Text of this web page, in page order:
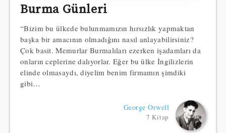
Burma Günleri
“Bizim bu ülkede bulunmamızın hırsızlık yapmaktan
başka bir amacının olmadığını nasıl anlayabilirsiniz?
Çok basit. Memurlar Burmalıları ezerken işadamları da
onların ceplerine dalıyorlar. Eğer bu ülke İngilizlerin
elinde olmasaydı, diyelim benim firmamın şimdiki
gibi…
George Orwell
7 Kitap